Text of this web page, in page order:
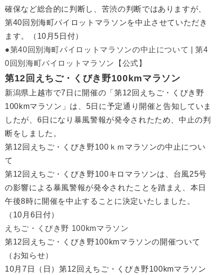
確保など総合的に判断し、苦渋の判断ではありますが、
第40回別海町パイロットマラソンを中止させていただき
ます。（10月5日付）
●第40回別海町パイロットマラソンの中止について | 第4
0回別海町パイロットマラソン【公式】
第12回えちご・くびき野100kmマラソン
新潟県上越市で7日に開催の「第12回えちご・くびき野
100kmマラソン」は、5日に予定通り開催と告知していま
したが、6日になり暴風警報が発令されたため、中止の判
断をしました。
第12回えちご・くびき野100ｋｍマラソンの中止につい
て
第12回えちご・くびき野100キロマラソンは、台風25号
の影響による暴風警報が発令されたことを踏まえ、本日
午後8時に開催を中止することに決定いたしました。
（10月6日付）
えちご・くびき野 100kmマラソン
第12回えちご・くびき野100kmマラソンの開催ついて
（お知らせ）
10月7日（日）第12回えちご・くびき野100kmマラソン